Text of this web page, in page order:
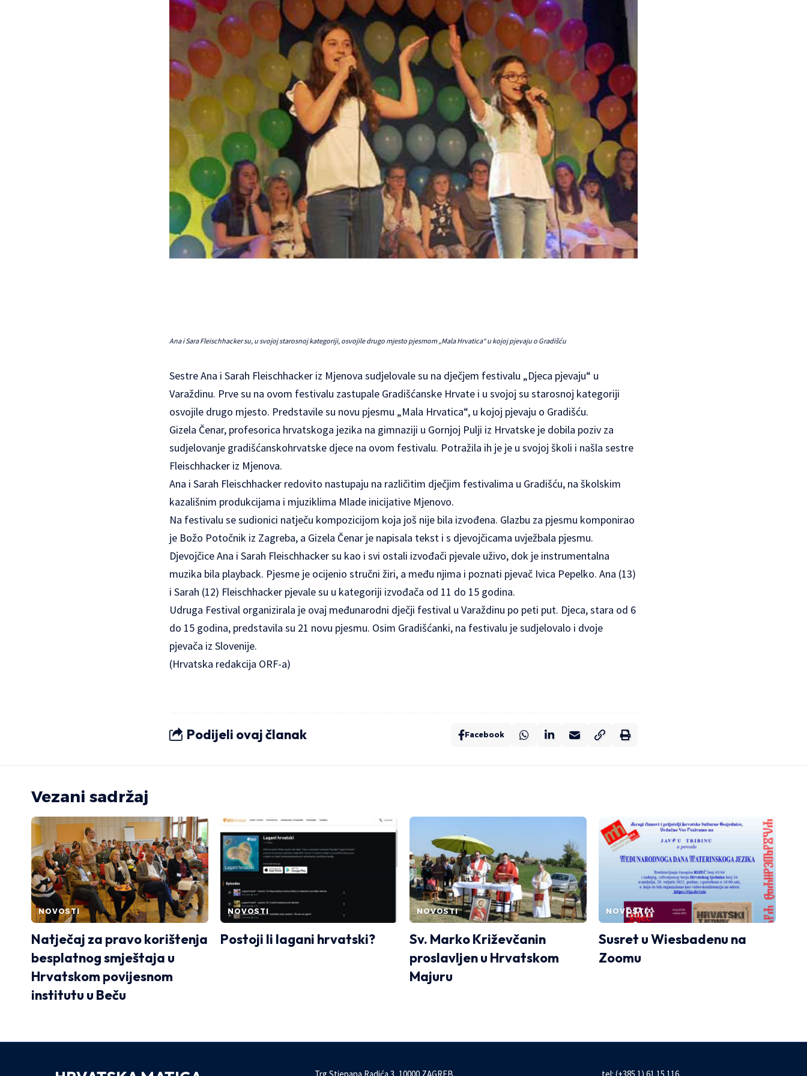
Ana i Sara Fleischhacker su, u svojoj starosnoj kategoriji, osvojile drugo mjesto pjesmom „Mala Hrvatica“ u kojoj pjevaju o Gradišću
Sestre Ana i Sarah Fleischhacker iz Mjenova sudjelovale su na dječjem festivalu „Djeca pjevaju“ u
Varaždinu. Prve su na ovom festivalu zastupale Gradišćanske Hrvate i u svojoj su starosnoj kategoriji
osvojile drugo mjesto. Predstavile su novu pjesmu „Mala Hrvatica“, u kojoj pjevaju o Gradišću.
Gizela Čenar, profesorica hrvatskoga jezika na gimnaziji u Gornjoj Pulji iz Hrvatske je dobila poziv za
sudjelovanje gradišćanskohrvatske djece na ovom festivalu. Potražila ih je je u svojoj školi i našla sestre
Fleischhacker iz Mjenova.
Ana i Sarah Fleischhacker redovito nastupaju na različitim dječjim festivalima u Gradišću, na školskim
kazališnim produkcijama i mjuziklima Mlade inicijative Mjenovo.
Na festivalu se sudionici natječu kompozicijom koja još nije bila izvođena. Glazbu za pjesmu komponirao
je Božo Potočnik iz Zagreba, a Gizela Čenar je napisala tekst i s djevojčicama uvježbala pjesmu.
Djevojčice Ana i Sarah Fleischhacker su kao i svi ostali izvođači pjevale uživo, dok je instrumentalna
muzika bila playback. Pjesme je ocijenio stručni žiri, a među njima i poznati pjevač Ivica Pepelko. Ana (13)
i Sarah (12) Fleischhacker pjevale su u kategoriji izvođača od 11 do 15 godina.
Udruga Festival organizirala je ovaj međunarodni dječji festival u Varaždinu po peti put. Djeca, stara od 6
do 15 godina, predstavila su 21 novu pjesmu. Osim Gradišćanki, na festivalu je sudjelovalo i dvoje
pjevača iz Slovenije.
(Hrvatska redakcija ORF-a)
Podijeli ovaj članak Facebook
Vezani sadržaj
NOVOSTI
Natječaj za pravo korištenja
besplatnog smještaja u
Hrvatskom povijesnom
institutu u Beču
NOVOSTI
Postoji li lagani hrvatski?
NOVOSTI
Sv. Marko Križevčanin
proslavljen u Hrvatskom
Majuru
NOVOSTI
Susret u Wiesbadenu na
Zoomu